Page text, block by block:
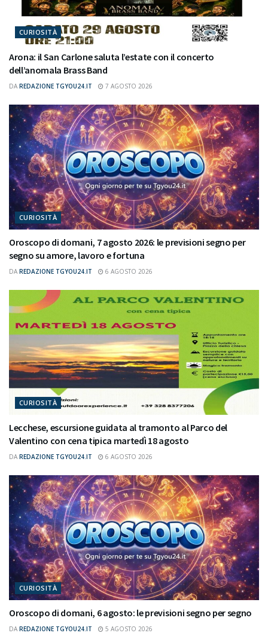
CURIOSITÀ
Arona: il San Carlone saluta l’estate con il concerto
dell’anomala Brass Band
DA REDAZIONE TGYOU24.IT 7 AGOSTO 2026
CURIOSITÀ
Oroscopo di domani, 7 agosto 2026: le previsioni segno per
segno su amore, lavoro e fortuna
DA REDAZIONE TGYOU24.IT 6 AGOSTO 2026
CURIOSITÀ
Lecchese, escursione guidata al tramonto al Parco del
Valentino con cena tipica martedì 18 agosto
DA REDAZIONE TGYOU24.IT 6 AGOSTO 2026
CURIOSITÀ
Oroscopo di domani, 6 agosto: le previsioni segno per segno
DA REDAZIONE TGYOU24.IT 5 AGOSTO 2026